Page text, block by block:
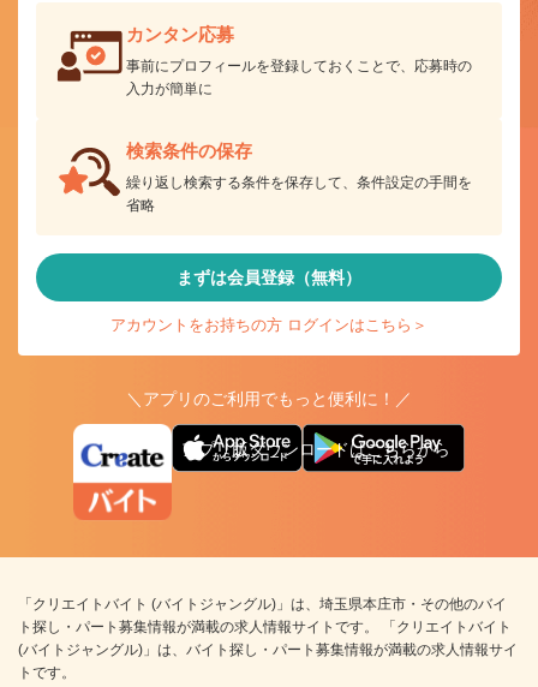
カンタン応募
事前にプロフィールを登録しておくことで、応募時の
入力が簡単に
検索条件の保存
繰り返し検索する条件を保存して、条件設定の手間を
省略
まずは会員登録（無料）
アカウントをお持ちの方 ログインはこちら＞
＼アプリのご利用でもっと便利に！／
アプリ版ダウンロードはこちらから
「クリエイトバイト (バイトジャングル)」は、埼玉県本庄市・その他のバイ
ト探し・パート募集情報が満載の求人情報サイトです。 「クリエイトバイト
(バイトジャングル)」は、バイト探し・パート募集情報が満載の求人情報サイ
トです。